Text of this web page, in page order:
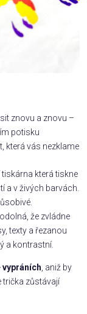
znovu a znovu –
potisku
která vás nezklame
tiskárna která tiskne
a v živých barvách.
že zvládne
texty a řezanou
a kontrastní.
vypráních, aniž by
trička zůstávají